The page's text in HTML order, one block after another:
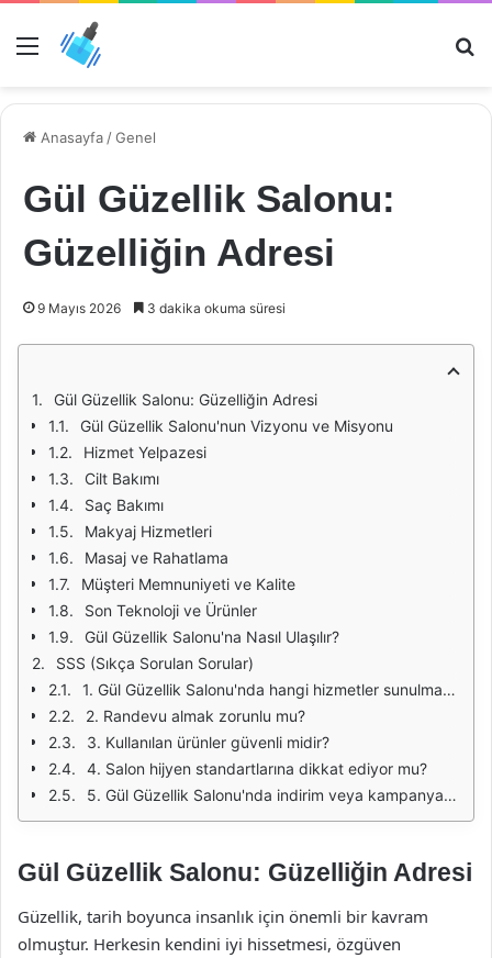
Menü
Anasayfa /Genel
Gül Güzellik Salonu:
Güzelliğin Adresi
9 Mayıs 2026 3 dakika okuma süresi
Gül Güzellik Salonu: Güzelliğin Adresi
Gül Güzellik Salonu'nun Vizyonu ve Misyonu
Hizmet Yelpazesi
Cilt Bakımı
Saç Bakımı
Makyaj Hizmetleri
Masaj ve Rahatlama
Müşteri Memnuniyeti ve Kalite
Son Teknoloji ve Ürünler
Gül Güzellik Salonu'na Nasıl Ulaşılır?
SSS (Sıkça Sorulan Sorular)
1. Gül Güzellik Salonu'nda hangi hizmetler sunulmaktadır?
2. Randevu almak zorunlu mu?
3. Kullanılan ürünler güvenli midir?
4. Salon hijyen standartlarına dikkat ediyor mu?
5. Gül Güzellik Salonu'nda indirim veya kampanya var mı?
Gül Güzellik Salonu: Güzelliğin Adresi
Güzellik, tarih boyunca insanlık için önemli bir kavram
olmuştur. Herkesin kendini iyi hissetmesi, özgüven